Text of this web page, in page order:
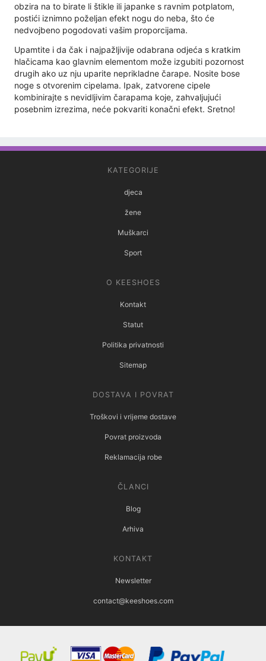
obzira na to birate li štikle ili japanke s ravnim potplatom,
postići iznimno poželjan efekt nogu do neba, što će
nedvojbeno pogodovati vašim proporcijama.
Upamtite i da čak i najpažljivije odabrana odjeća s kratkim
hlačicama kao glavnim elementom može izgubiti pozornost
drugih ako uz nju uparite neprikladne čarape. Nosite bose
noge s otvorenim cipelama. Ipak, zatvorene cipele
kombinirajte s nevidljivim čarapama koje, zahvaljujući
posebnim izrezima, neće pokvariti konačni efekt. Sretno!
KATEGORIJE
djeca
žene
Muškarci
Sport
O KEESHOES
Kontakt
Statut
Politika privatnosti
Sitemap
DOSTAVA I POVRAT
Troškovi i vrijeme dostave
Povrat proizvoda
Reklamacija robe
ČLANCI
Blog
Arhiva
KONTAKT
Newsletter
contact@keeshoes.com